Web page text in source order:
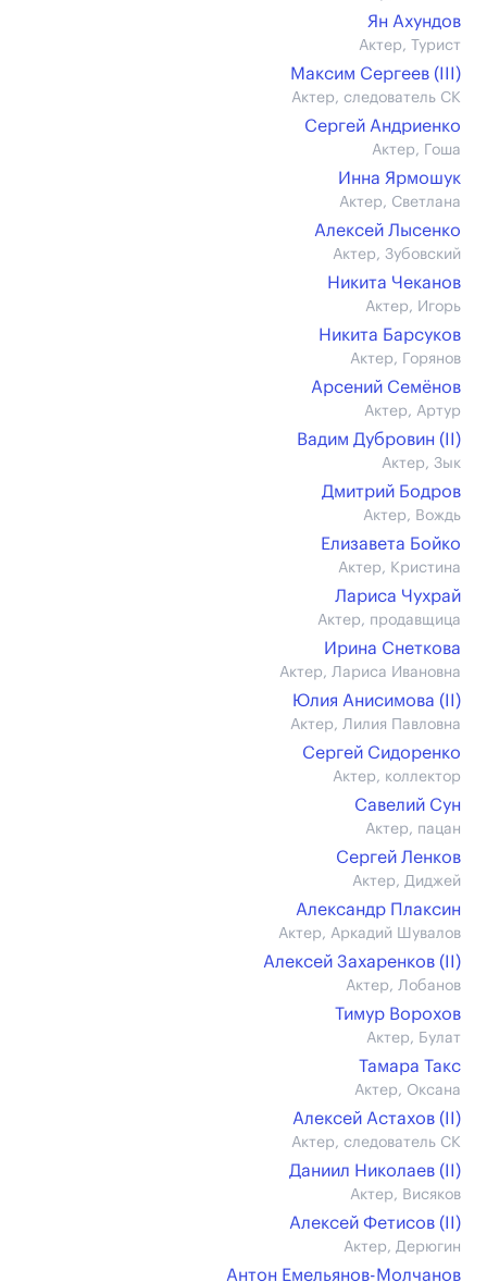
Ян Ахундов
Актер, Турист
Максим Сергеев (III)
Актер, следователь СК
Сергей Андриенко
Актер, Гоша
Инна Ярмошук
Актер, Светлана
Алексей Лысенко
Актер, Зубовский
Никита Чеканов
Актер, Игорь
Никита Барсуков
Актер, Горянов
Арсений Семёнов
Актер, Артур
Вадим Дубровин (II)
Актер, Зык
Дмитрий Бодров
Актер, Вождь
Елизавета Бойко
Актер, Кристина
Лариса Чухрай
Актер, продавщица
Ирина Снеткова
Актер, Лариса Ивановна
Юлия Анисимова (II)
Актер, Лилия Павловна
Сергей Сидоренко
Актер, коллектор
Савелий Сун
Актер, пацан
Сергей Ленков
Актер, Диджей
Александр Плаксин
Актер, Аркадий Шувалов
Алексей Захаренков (II)
Актер, Лобанов
Тимур Ворохов
Актер, Булат
Тамара Такс
Актер, Оксана
Алексей Астахов (II)
Актер, следователь СК
Даниил Николаев (II)
Актер, Висяков
Алексей Фетисов (II)
Актер, Дерюгин
Антон Емельянов-Молчанов